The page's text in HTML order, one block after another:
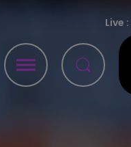
Live :